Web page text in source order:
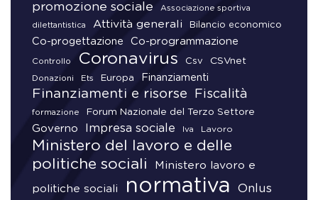
promozione sociale
Associazione sportiva
dilettantistica Attività generali Bilancio economico
Co-progettazione Co-programmazione
Controllo Coronavirus Csv CSVnet
Donazioni Ets Europa Finanziamenti
Finanziamenti e risorse Fiscalità
formazione Forum Nazionale del Terzo Settore
Governo Impresa sociale Iva Lavoro
Ministero del lavoro e delle
politiche sociali
Ministero lavoro e
politiche sociali normativa Onlus